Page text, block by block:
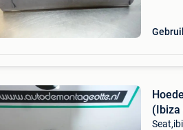
(Ibiza